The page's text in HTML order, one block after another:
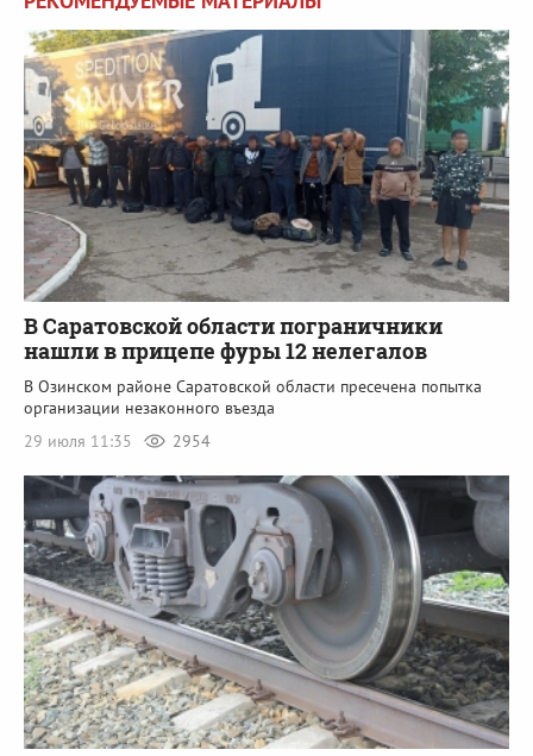
В Саратовской области пограничники
нашли в прицепе фуры 12 нелегалов
В Озинском районе Саратовской области пресечена попытка
организации незаконного въезда
29 июля 11:35
2954